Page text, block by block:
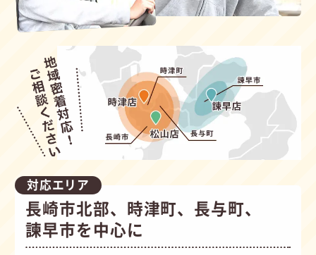
対応エリア
長崎市北部、時津町、長与町、
諫早市を中心に